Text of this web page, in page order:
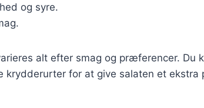
og syre.
alt efter smag og præferencer. Du
krydderurter for at give salaten et ekstra